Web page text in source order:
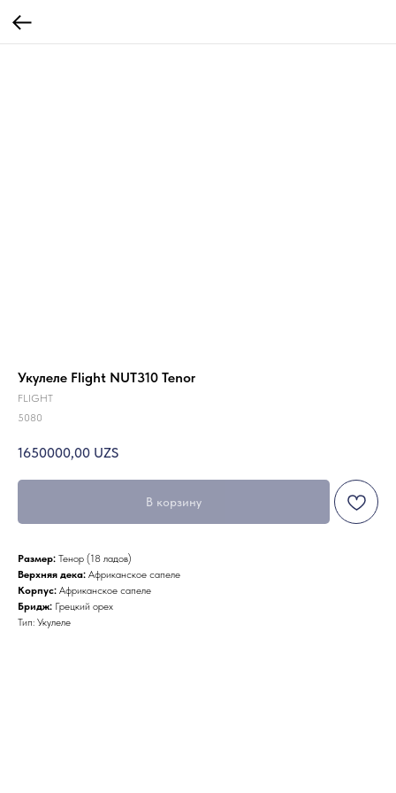
Укулеле Flight NUT310 Tenor
FLIGHT
5080
1650000,00 UZS
В корзину
Размер: Тенор (18 ладов)
Верхняя дека: Африканское сапеле
Корпус: Африканское сапеле
Бридж: Грецкий орех
Тип: Укулеле